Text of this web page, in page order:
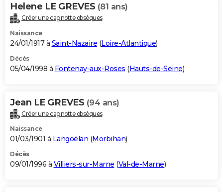
Helene LE GREVES (81 ans)
Créer une cagnotte obsèques
Naissance
24/01/1917 à Saint-Nazaire (Loire-Atlantique)
Décès
05/04/1998 à Fontenay-aux-Roses (Hauts-de-Seine)
Jean LE GREVES (94 ans)
Créer une cagnotte obsèques
Naissance
01/03/1901 à Langoëlan (Morbihan)
Décès
09/01/1996 à Villiers-sur-Marne (Val-de-Marne)